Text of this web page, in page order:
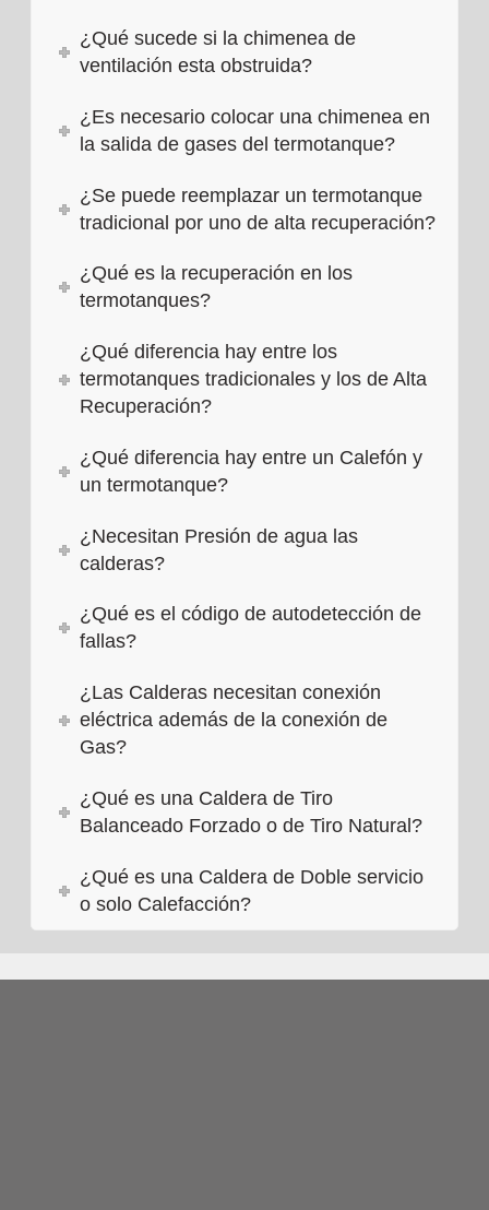
¿Qué sucede si la chimenea de
ventilación esta obstruida?
¿Es necesario colocar una chimenea en
la salida de gases del termotanque?
¿Se puede reemplazar un termotanque
tradicional por uno de alta recuperación?
¿Qué es la recuperación en los
termotanques?
¿Qué diferencia hay entre los
termotanques tradicionales y los de Alta
Recuperación?
¿Qué diferencia hay entre un Calefón y
un termotanque?
¿Necesitan Presión de agua las
calderas?
¿Qué es el código de autodetección de
fallas?
¿Las Calderas necesitan conexión
eléctrica además de la conexión de
Gas?
¿Qué es una Caldera de Tiro
Balanceado Forzado o de Tiro Natural?
¿Qué es una Caldera de Doble servicio
o solo Calefacción?